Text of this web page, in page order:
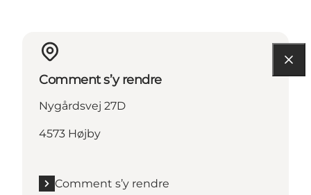
Comment s’y rendre
Nygårdsvej 27D
4573 Højby
Comment s’y rendre